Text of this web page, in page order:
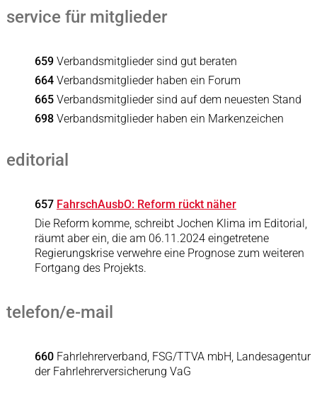
service für mitglieder
659 Verbandsmitglieder sind gut beraten
664 Verbandsmitglieder haben ein Forum
665 Verbandsmitglieder sind auf dem neuesten Stand
698 Verbandsmitglieder haben ein Markenzeichen
editorial
657 FahrschAusbO: Reform rückt näher
Die Reform komme, schreibt Jochen Klima im Editorial,
räumt aber ein, die am 06.11.2024 eingetretene
Regierungskrise verwehre eine Prognose zum weiteren
Fortgang des Projekts.
telefon/e-mail
660 Fahrlehrerverband, FSG/TTVA mbH, Landesagentur
der Fahrlehrerversicherung VaG